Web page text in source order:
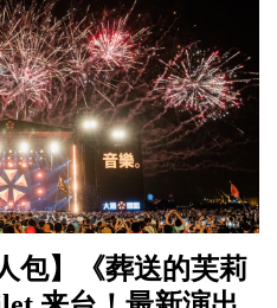
包】《葬送的芙莉